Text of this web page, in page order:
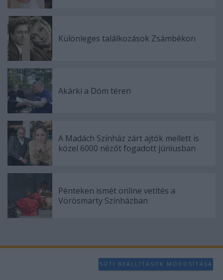
Különleges találkozások Zsámbékon
Akárki a Dóm téren
A Madách Színház zárt ajtók mellett is
közel 6000 nézőt fogadott júniusban
Pénteken ismét online vetítés a
Vörösmarty Színházban
SÜTI BEÁLLÍTÁSOK MÓDOSÍTÁSA